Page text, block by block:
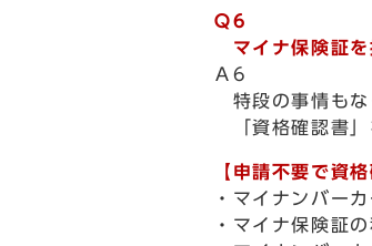
Ｑ6
マイナ保険証を
Ａ6
特段の事情もな
「資格確認書」
【申請不要で資
・マイナンバー
・マイナ保険証